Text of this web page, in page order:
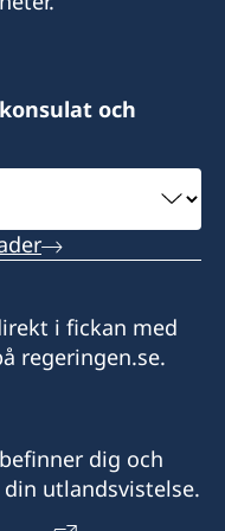
och
i fickan med
regeringen.se.
dig och
utlandsvistelse.